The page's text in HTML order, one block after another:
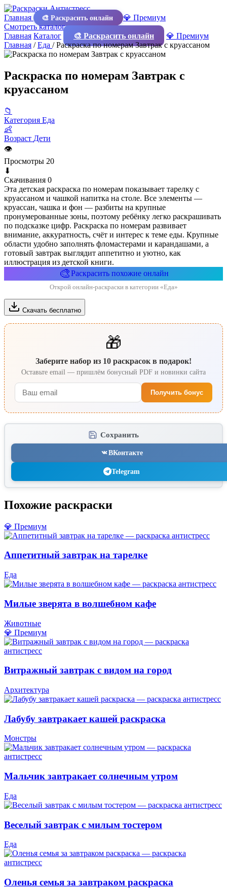
Главная 🎨 Раскрасить онлайн
💎 Премиум
Смотреть каталог
Главная Каталог 🎨 Раскрасить онлайн
💎 Премиум
Главная /Еда /Раскраска по номерам Завтрак с круассаном
Раскраска по номерам Завтрак с
круассаном
📁
Категория Еда
👶
Возраст Дети
👁
Просмотры 20
⬇
Скачивания 0
Эта детская раскраска по номерам показывает тарелку с
круассаном и чашкой напитка на столе. Все элементы —
круассан, чашка и фон — разбиты на крупные
пронумерованные зоны, поэтому ребёнку легко раскрашивать
по подсказке цифр. Раскраска по номерам развивает
внимание, аккуратность, счёт и интерес к теме еды. Крупные
области удобно заполнять фломастерами и карандашами, а
готовый завтрак выглядит аппетитно и уютно, как
иллюстрация из детской книги.
🎨Раскрасить похожие онлайн
Открой онлайн-раскраски в категории «Еда»
Скачать бесплатно
🎁
Заберите набор из 10 раскрасок в подарок!
Оставьте email — пришлём бонусный PDF и новинки сайта
Получить бонус
Сохранить
ВКонтакте
Telegram
Похожие раскраски
💎 Премиум
Аппетитный завтрак на тарелке
Еда
Милые зверята в волшебном кафе
Животные
💎 Премиум
Витражный завтрак с видом на город
Архитектура
Лабубу завтракает кашей раскраска
Монстры
Мальчик завтракает солнечным утром
Еда
Веселый завтрак с милым тостером
Еда
Оленья семья за завтраком раскраска